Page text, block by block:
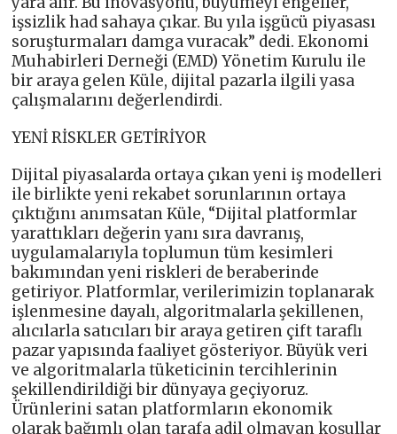
işsizlik had sahaya çıkar. Bu yıla işgücü piyasası
soruşturmaları damga vuracak” dedi. Ekonomi
Muhabirleri Derneği (EMD) Yönetim Kurulu ile
bir araya gelen Küle, dijital pazarla ilgili yasa
çalışmalarını değerlendirdi.
YENİ RİSKLER GETİRİYOR
Dijital piyasalarda ortaya çıkan yeni iş modelleri
ile birlikte yeni rekabet sorunlarının ortaya
çıktığını anımsatan Küle, “Dijital platformlar
yarattıkları değerin yanı sıra davranış,
uygulamalarıyla toplumun tüm kesimleri
bakımından yeni riskleri de beraberinde
getiriyor. Platformlar, verilerimizin toplanarak
işlenmesine dayalı, algoritmalarla şekillenen,
alıcılarla satıcıları bir araya getiren çift taraflı
pazar yapısında faaliyet gösteriyor. Büyük veri
ve algoritmalarla tüketicinin tercihlerinin
şekillendirildiği bir dünyaya geçiyoruz.
Ürünlerini satan platformların ekonomik
olarak bağımlı olan tarafa adil olmayan koşullar